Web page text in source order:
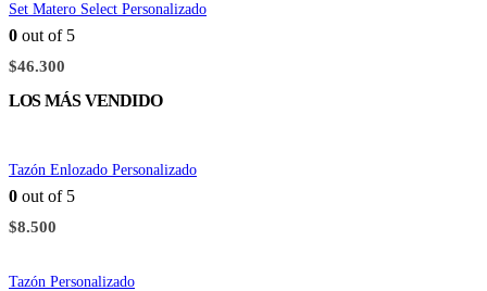
Set Matero Select Personalizado
0 out of 5
$46.300
LOS MÁS VENDIDO
Tazón Enlozado Personalizado
0 out of 5
$8.500
Tazón Personalizado